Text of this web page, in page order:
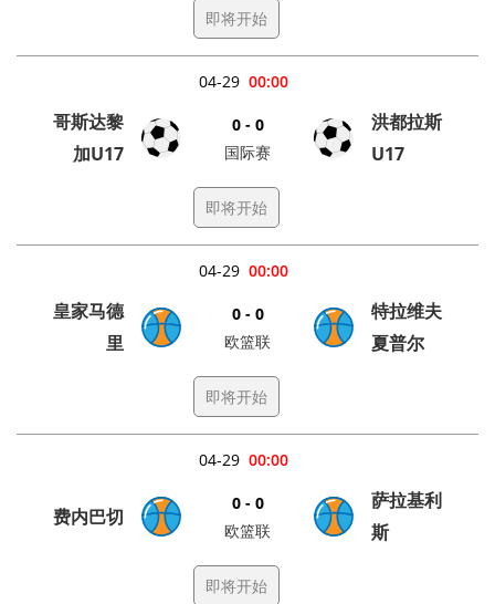
即将开始
00:00
04-29
哥斯达黎
加U17
0 - 0
国际赛
洪都拉斯
U17
即将开始
00:00
04-29
皇家马德
里
0 - 0
欧篮联
特拉维夫
夏普尔
即将开始
00:00
04-29
费内巴切
0 - 0
欧篮联
萨拉基利
斯
即将开始